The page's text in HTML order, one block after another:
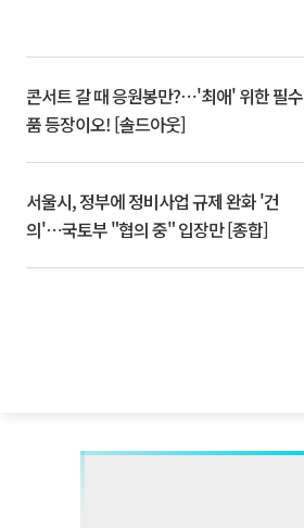
콘서트 갈 때 응원봉만?⋯'최애' 위한 필수
품 등장이오! [솔드아웃]
서울시, 정부에 정비사업 규제 완화 '건
의'⋯국토부 "협의 중" 입장만 [종합]